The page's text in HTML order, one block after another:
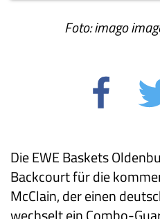
Foto:imago
Die EWE Baskets
Backcourt für die
McClain, der einen